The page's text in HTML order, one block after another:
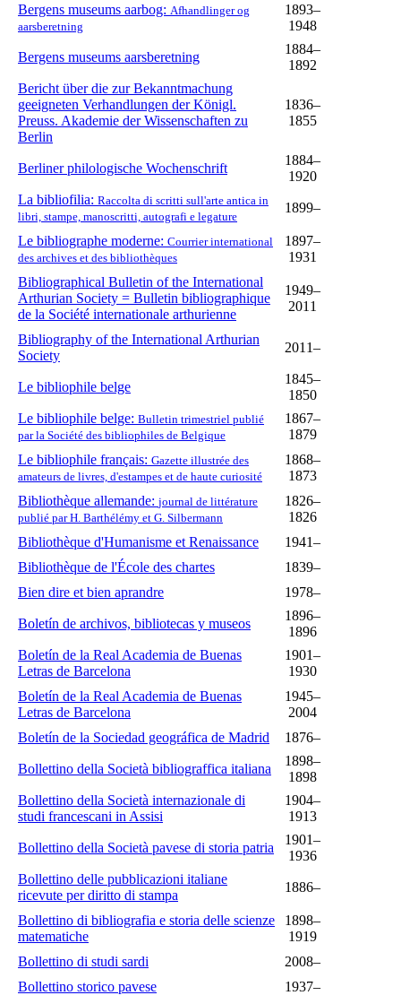
Bergens museums aarbog: Afhandlinger og
aarsberetning
1893–
1948
Bergens museums aarsberetning
1884–
1892
Bericht über die zur Bekanntmachung
geeigneten Verhandlungen der Königl.
Preuss. Akademie der Wissenschaften zu
Berlin
1836–
1855
Berliner philologische Wochenschrift
1884–
1920
La bibliofilia: Raccolta di scritti sull'arte antica in
libri, stampe, manoscritti, autografi e legature
1899–
Le bibliographe moderne: Courrier international
des archives et des bibliothèques
1897–
1931
Bibliographical Bulletin of the International
Arthurian Society = Bulletin bibliographique
de la Société internationale arthurienne
1949–
2011
Bibliography of the International Arthurian
Society
2011–
Le bibliophile belge
1845–
1850
Le bibliophile belge: Bulletin trimestriel publié
par la Société des bibliophiles de Belgique
1867–
1879
Le bibliophile français: Gazette illustrée des
amateurs de livres, d'estampes et de haute curiosité
1868–
1873
Bibliothèque allemande: journal de littérature
publié par H. Barthélémy et G. Silbermann
1826–
1826
Bibliothèque d'Humanisme et Renaissance
1941–
Bibliothèque de l'École des chartes
1839–
Bien dire et bien aprandre
1978–
Boletín de archivos, bibliotecas y museos
1896–
1896
Boletín de la Real Academia de Buenas
Letras de Barcelona
1901–
1930
Boletín de la Real Academia de Buenas
Letras de Barcelona
1945–
2004
Boletín de la Sociedad geográfica de Madrid
1876–
Bollettino della Società bibliograffica italiana
1898–
1898
Bollettino della Società internazionale di
studi francescani in Assisi
1904–
1913
Bollettino della Società pavese di storia patria
1901–
1936
Bollettino delle pubblicazioni italiane
ricevute per diritto di stampa
1886–
Bollettino di bibliografia e storia delle scienze
matematiche
1898–
1919
Bollettino di studi sardi
2008–
Bollettino storico pavese
1937–